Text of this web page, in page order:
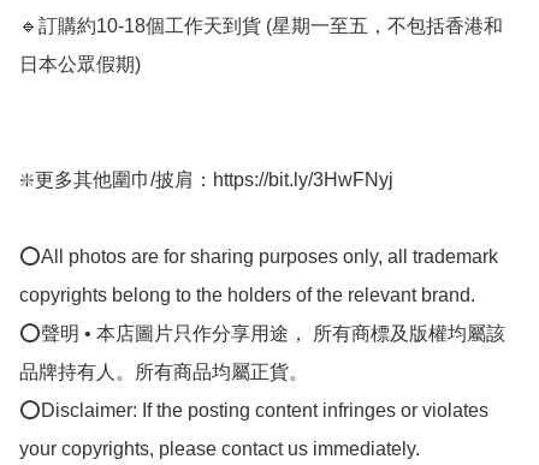
🔹訂購約10-18個工作天到貨 (星期一至五，不包括香港和
日本公眾假期) ﻿
❇️更多其他圍巾/披肩：https://bit.ly/3HwFNyj
⭕All photos are for sharing purposes only, all trademark
copyrights belong to the holders of the relevant brand.
⭕聲明 • 本店圖片只作分享用途， 所有商標及版權均屬該
品牌持有人。所有商品均屬正貨。
⭕Disclaimer: If the posting content infringes or violates
your copyrights, please contact us immediately.